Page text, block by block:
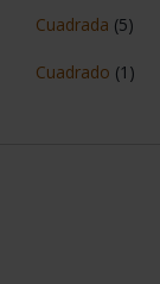
Cuadrada (5)
Cuadrado (1)